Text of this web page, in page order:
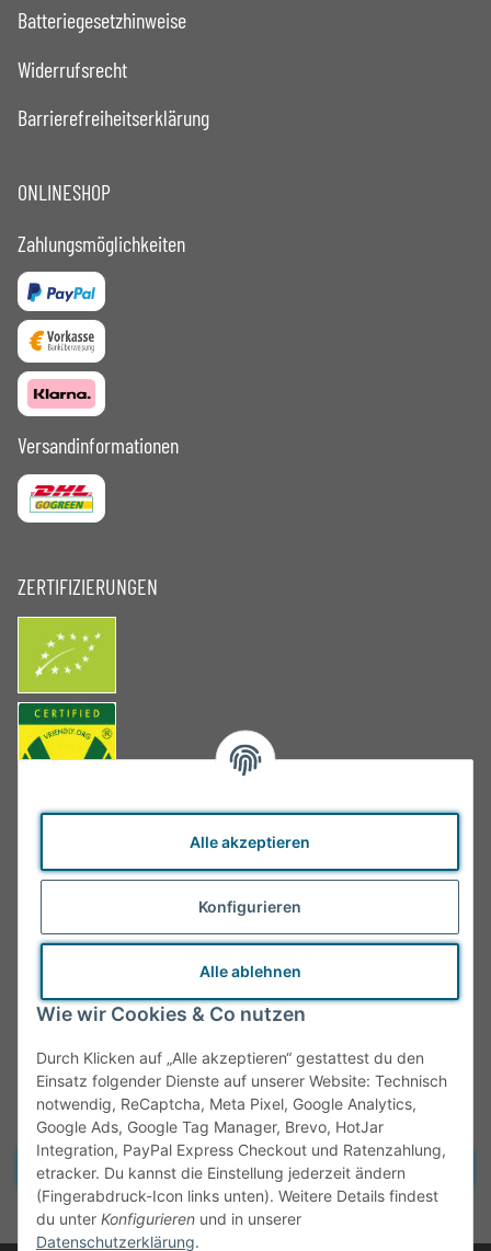
Alle akzeptieren
Konfigurieren
Alle ablehnen
Wie wir Cookies & Co nutzen
Durch Klicken auf „Alle akzeptieren“ gestattest du den
Einsatz folgender Dienste auf unserer Website: Technisch
notwendig, ReCaptcha, Meta Pixel, Google Analytics,
Google Ads, Google Tag Manager, Brevo, HotJar
Integration, PayPal Express Checkout und Ratenzahlung,
etracker. Du kannst die Einstellung jederzeit ändern
(Fingerabdruck-Icon links unten). Weitere Details findest
du unter Konfigurieren und in unserer
Datenschutzerklärung.
Batteriegesetzhinweise
Widerrufsrecht
Barrierefreiheitserklärung
ONLINESHOP
Zahlungsmöglichkeiten
Versandinformationen
ZERTIFIZIERUNGEN
Vertrag widerrufen
* Alle Preise inkl. gesetzlicher MwSt., zzgl.Versand